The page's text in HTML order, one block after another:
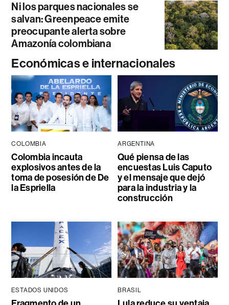
Ni los parques nacionales se
salvan: Greenpeace emite
preocupante alerta sobre
Amazonía colombiana
Económicas e internacionales
COLOMBIA
Colombia incauta
explosivos antes de la
toma de posesión de De
la Espriella
ARGENTINA
Qué piensa de las
encuestas Luis Caputo
y el mensaje que dejó
para la industria y la
construcción
ESTADOS UNIDOS BRASIL